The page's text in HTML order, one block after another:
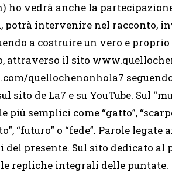
ho vedrà anche la
intervenire nel racconto,
a costruire un vero e
attraverso il sito
quellochenonhola7
sito de La7 e su YouTube. Sul
più semplici come “gatto”,
“futuro” o “fede”. Parole
del presente. Sul sito dedicato
repliche integrali delle puntate.